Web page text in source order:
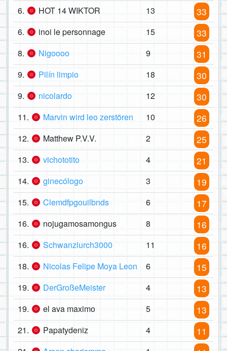
6. HOT 14 WIKTOR 13 33
6. inoi le personnage 15 33
8. Nigoooo 9 31
9. Pilín limpio 18 30
9. nicolardo 12 30
11. Marvin wird leo zerstören 10 26
12. Matthew P.V.V. 2 25
13. vichototito 4 21
14. ginecólogo 3 19
15. Clemdfpgouilbnds 6 17
16. nojugamosamongus 8 16
16. Schwanzlurch3000 11 16
18. Nicolas Felipe Moya Leon 6 15
19. DerGroßeMeister 4 13
19. el ava maximo 5 13
21. Papatydeniz 4 11